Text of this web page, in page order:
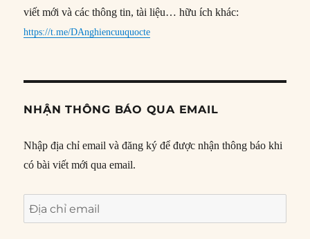
viết mới và các thông tin, tài liệu… hữu ích khác:
https://t.me/DAnghiencuuquocte
NHẬN THÔNG BÁO QUA EMAIL
Nhập địa chỉ email và đăng ký để được nhận thông báo khi
có bài viết mới qua email.
Địa
chỉ